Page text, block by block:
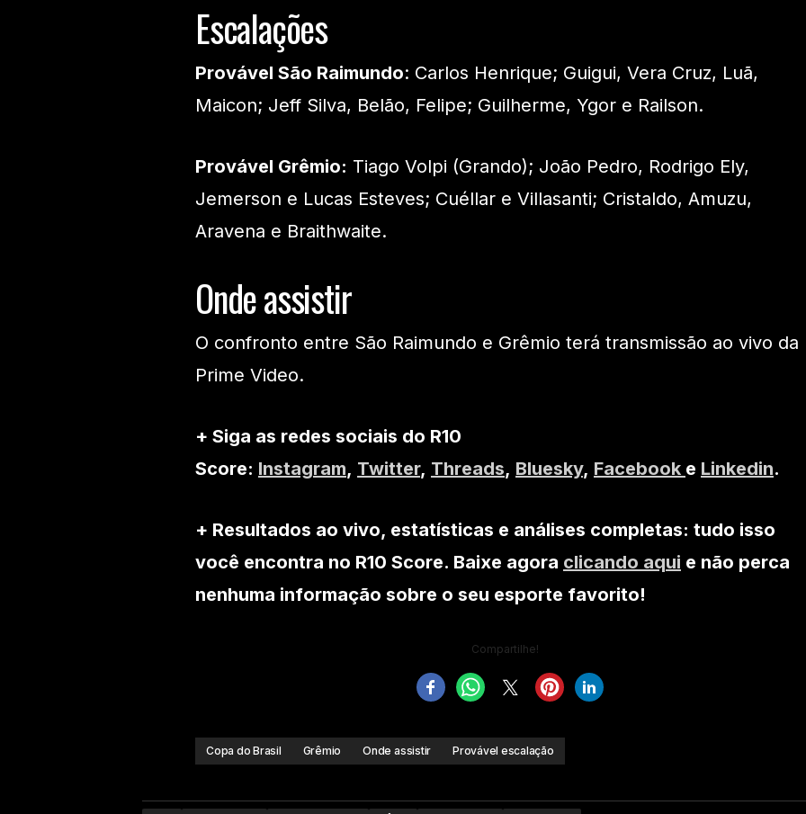
Escalações
Provável São Raimundo: Carlos Henrique; Guigui, Vera Cruz, Luã,
Maicon; Jeff Silva, Belão, Felipe; Guilherme, Ygor e Railson.
Provável Grêmio: Tiago Volpi (Grando); João Pedro, Rodrigo Ely,
Jemerson e Lucas Esteves; Cuéllar e Villasanti; Cristaldo, Amuzu,
Aravena e Braithwaite.
Onde assistir
O confronto entre São Raimundo e Grêmio terá transmissão ao vivo da
Prime Video.
+ Siga as redes sociais do R10
Score: Instagram, Twitter, Threads, Bluesky, Facebook e Linkedin.
+ Resultados ao vivo, estatísticas e análises completas: tudo isso
você encontra no R10 Score. Baixe agora clicando aqui e não perca
nenhuma informação sobre o seu esporte favorito!
Compartilhe!
Copa do Brasil Grêmio Onde assistir Provável escalação